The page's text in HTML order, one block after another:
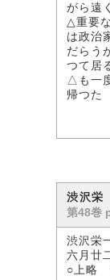
がら遠
△重要
は政治
だらう
つて居
△も一
帰つた
渋沢
第48巻
渋沢
六月廿
○上略